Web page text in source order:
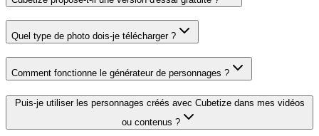
Quel type de photo dois-je télécharger ?
Comment fonctionne le générateur de personnages ?
Puis-je utiliser les personnages créés avec Cubetize dans mes vidéos
ou contenus ?